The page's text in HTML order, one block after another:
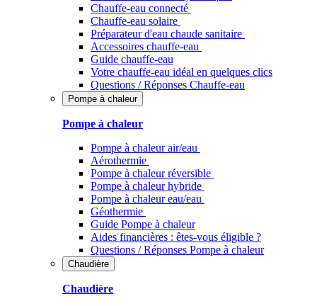
Chauffe-eau connecté
Chauffe-eau solaire
Préparateur d'eau chaude sanitaire
Accessoires chauffe-eau
Guide chauffe-eau
Votre chauffe-eau idéal en quelques clics
Questions / Réponses Chauffe-eau
Pompe à chaleur
Pompe à chaleur
Pompe à chaleur air/eau
Aérothermie
Pompe à chaleur réversible
Pompe à chaleur hybride
Pompe à chaleur​ eau/eau
Géothermie
Guide Pompe à chaleur
Aides financières : êtes-vous éligible ?
Questions / Réponses Pompe à chaleur
Chaudière
Chaudière